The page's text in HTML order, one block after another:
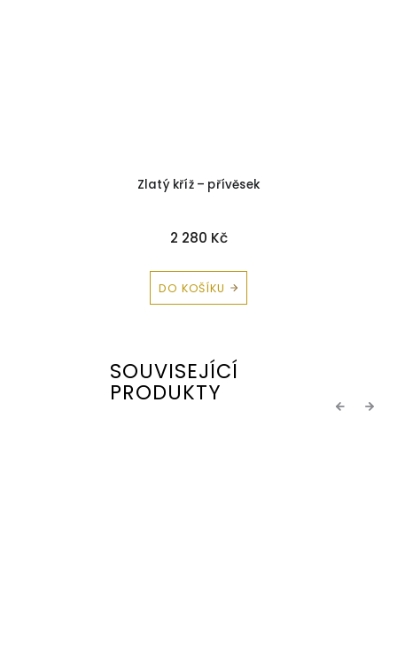
Zlatý kříž – přívěsek
2 280 Kč
DO KOŠÍKU
SOUVISEJÍCÍ
PRODUKTY Previous
Next